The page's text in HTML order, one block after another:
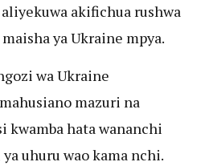
akifichua rushwa
ya Ukraine mpya.
wa Ukraine
mazuri na
kwamba hata wananchi
uhuru wao kama nchi.